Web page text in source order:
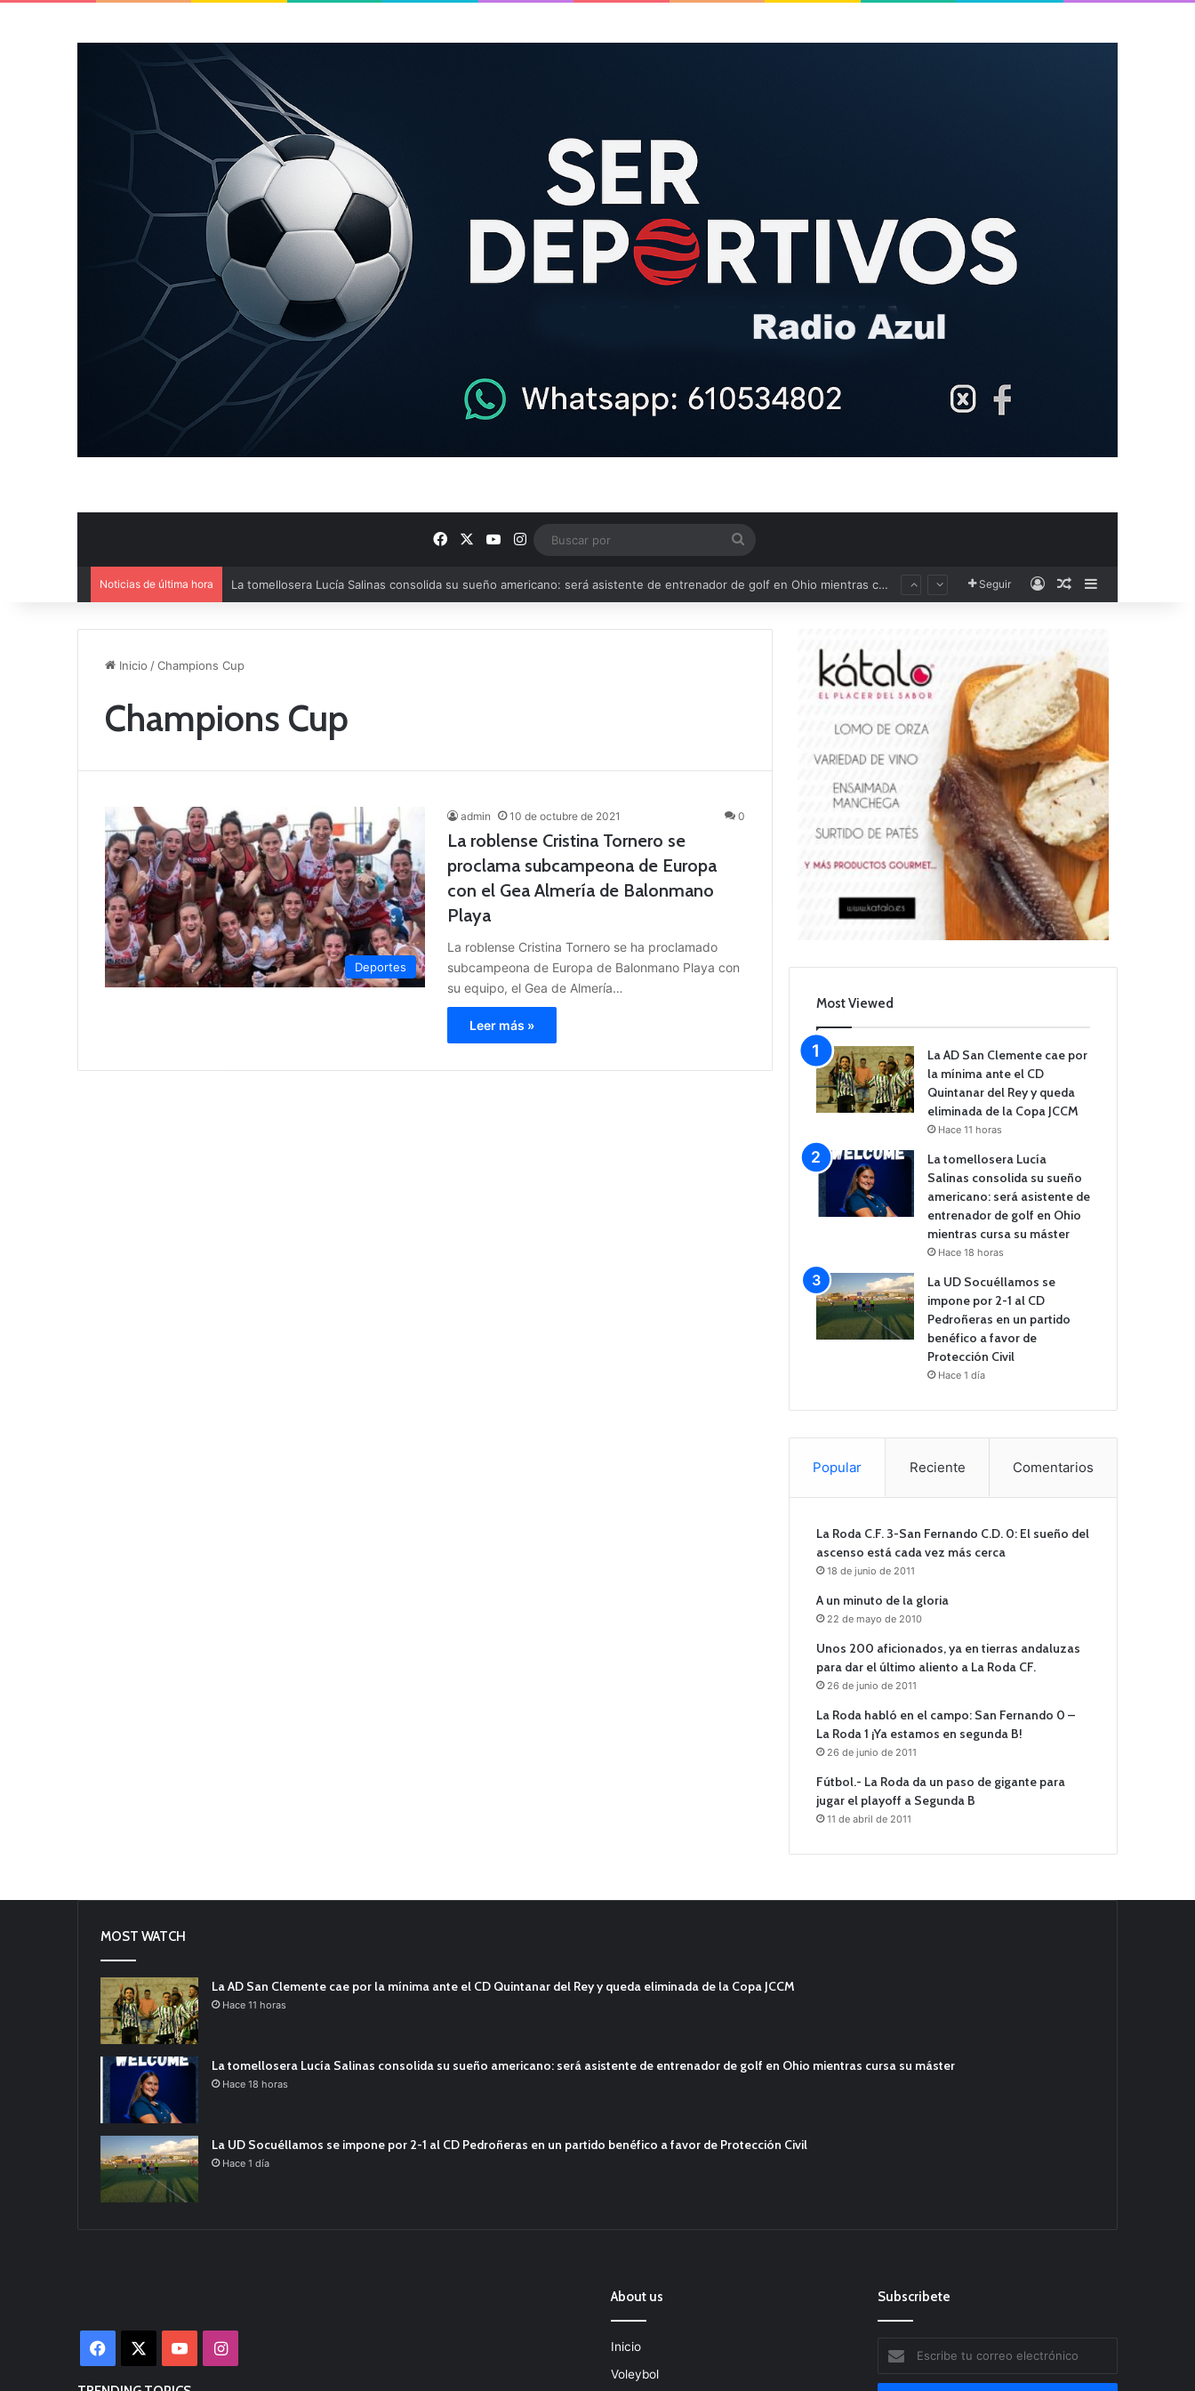
FacebookYouTube
Instagram
Noticias de última hora La UD Socuéllamos se impone por 2-1 al CD Pedroñeras en un partido benéfico a favor de Protección Civil Seguir AccesoPublicación al
Inicio /Champions Cup
Champions Cup
Deportes
admin 10 de octubre de 2021 0
La roblense Cristina Tornero se
proclama subcampeona de Europa
con el Gea Almería de Balonmano
Playa
La roblense Cristina Tornero se ha proclamado
subcampeona de Europa de Balonmano Playa con
su equipo, el Gea de Almería…
Leer más »
Most Viewed
La AD San Clemente cae por
la mínima ante el CD
Quintanar del Rey y queda
eliminada de la Copa JCCM
Hace 11 horas
La tomellosera Lucía
Salinas consolida su sueño
americano: será asistente de
entrenador de golf en Ohio
mientras cursa su máster
Hace 18 horas
La UD Socuéllamos se
impone por 2-1 al CD
Pedroñeras en un partido
benéfico a favor de
Protección Civil
Hace 1 día
Popular Reciente Comentarios
La Roda C.F. 3-San Fernando C.D. 0: El sueño del
ascenso está cada vez más cerca
18 de junio de 2011
A un minuto de la gloria
22 de mayo de 2010
Unos 200 aficionados, ya en tierras andaluzas
para dar el último aliento a La Roda CF.
26 de junio de 2011
La Roda habló en el campo: San Fernando 0 –
La Roda 1 ¡Ya estamos en segunda B!
26 de junio de 2011
Fútbol.- La Roda da un paso de gigante para
jugar el playoff a Segunda B
11 de abril de 2011
MOST WATCH
La AD San Clemente cae por la mínima ante el CD Quintanar del Rey y queda eliminada de la Copa JCCM
Hace 11 horas
La tomellosera Lucía Salinas consolida su sueño americano: será asistente de entrenador de golf en Ohio mientras cursa su máster
Hace 18 horas
La UD Socuéllamos se impone por 2-1 al CD Pedroñeras en un partido benéfico a favor de Protección Civil
Hace 1 día
Facebook YouTubeInstagram
About us
Inicio
Voleybol
Subscribete
tu
correo